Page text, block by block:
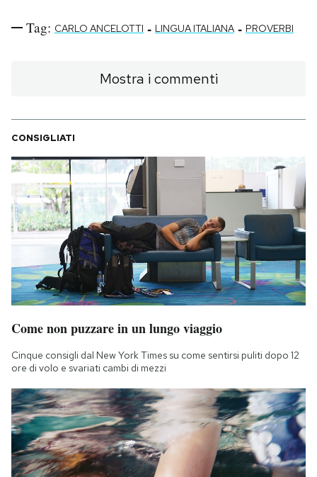
Tag: CARLO ANCELOTTI - LINGUA ITALIANA - PROVERBI
Mostra i commenti
CONSIGLIATI
Come non puzzare in un lungo viaggio
Cinque consigli dal New York Times su come sentirsi puliti dopo 12
ore di volo e svariati cambi di mezzi